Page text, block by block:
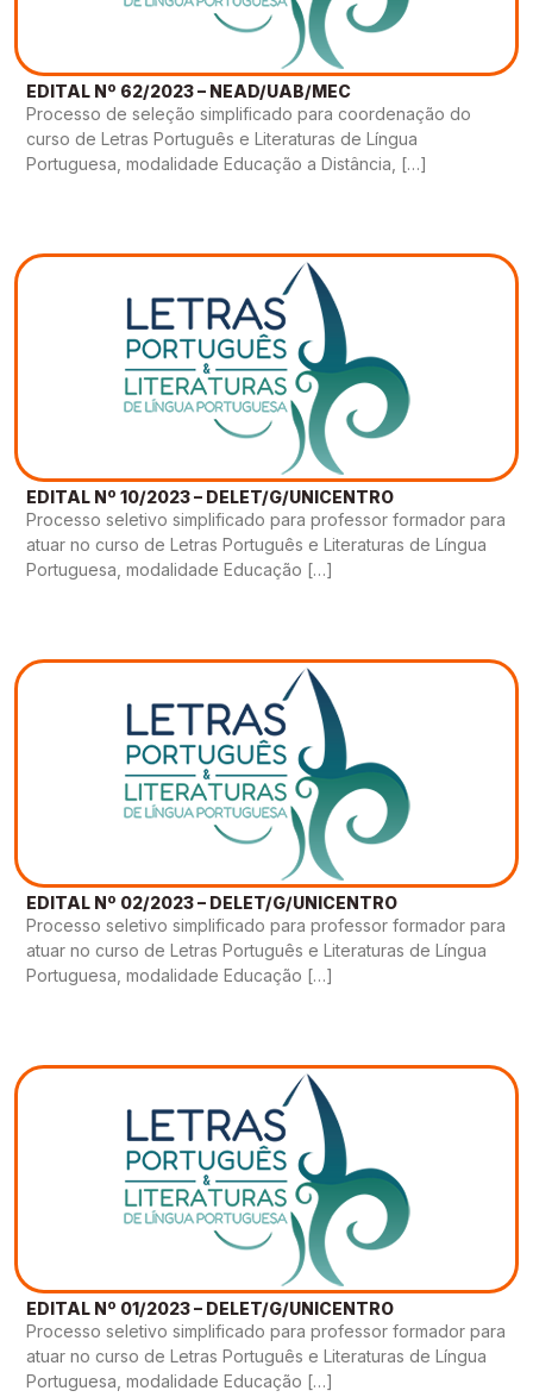
EDITAL Nº 62/2023 – NEAD/UAB/MEC
Processo de seleção simplificado para coordenação do
curso de Letras Português e Literaturas de Língua
Portuguesa, modalidade Educação a Distância, […]
EDITAL Nº 10/2023 – DELET/G/UNICENTRO
Processo seletivo simplificado para professor formador para
atuar no curso de Letras Português e Literaturas de Língua
Portuguesa, modalidade Educação […]
EDITAL Nº 02/2023 – DELET/G/UNICENTRO
Processo seletivo simplificado para professor formador para
atuar no curso de Letras Português e Literaturas de Língua
Portuguesa, modalidade Educação […]
EDITAL Nº 01/2023 – DELET/G/UNICENTRO
Processo seletivo simplificado para professor formador para
atuar no curso de Letras Português e Literaturas de Língua
Portuguesa, modalidade Educação […]